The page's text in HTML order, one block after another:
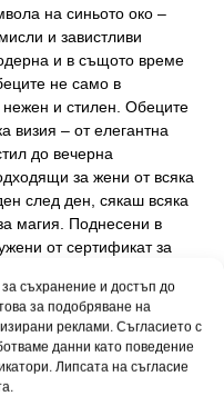
за съхранение и достъп до
за подобряване на
реклами. Съгласието с
данни като поведение
Липсата на съгласие
на синьото око –
и завистливи
и в същото време
не само в
и стилен. Обеците
визия – от елегантна
до вечерна
за жени от всяка
след ден, сякаш всяка
магия. Поднесени в
от сертификат за
щрих, който добавя не
само блясък, но и